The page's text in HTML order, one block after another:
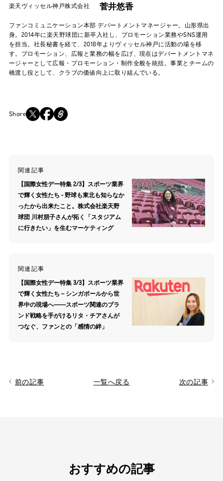
楽天ヴィッセル神戸株式会社 菅井悠香
ファンコミュニケーション本部 デパートメントマネージャー。山形県出
身。2014年に楽天野球団に新卒入社し、プロモーション業務やSNS運用
を担当。社長秘書を経て、2018年よりヴィッセル神戸に活動の場を移
す。プロモーション、広報と業務の幅を広げ、現在はデパートメントマネ
ージャーとして広報・プロモーション・制作全般を統括。事業とチームの
橋渡し役として、クラブの価値向上に取り組んでいる。
Share
関連記事
【国際女性デー特集 2/3】スポーツ業界
で輝く女性たち - 野球も東北も知らなか
ったから出来たこと。株式会社楽天野
球団 川村朋子さんが拓く「スタジアム
に行きたい」を生むマーケティング
関連記事
【国際女性デー特集 3/3】スポーツ業界
で輝く女性たち – シンガポールから世
界中の現場へ——スポーツ関連のブラ
ンド戦略を手がけるリタ・チアさんが
つなぐ、ファンとの「感情の絆」
前の記事 一覧へ戻る 次の記事
おすすめの記事